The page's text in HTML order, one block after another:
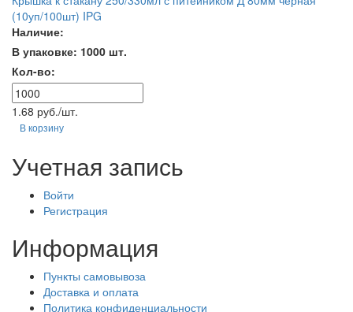
(10уп/100шт) IPG
Наличие:
В упаковке: 1000 шт.
Кол-во:
1.68 руб./шт.
В корзину
Учетная запись
Войти
Регистрация
Информация
Пункты самовывоза
Доставка и оплата
Политика конфиденциальности